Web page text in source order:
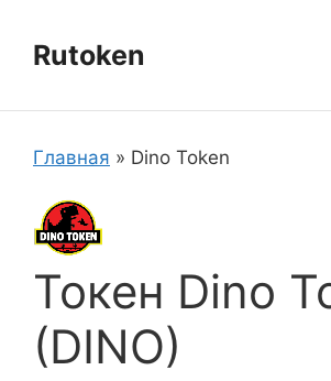
содержимому
Rutoken
Главная » Dino Token
Токен Dino
(DINO)